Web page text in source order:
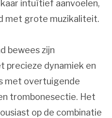
intuïtief aanvoelen,
met grote muzikaliteit.
bewees zijn
precieze dynamiek en
met overtuigende
trombonesectie. Het
op de combinatie